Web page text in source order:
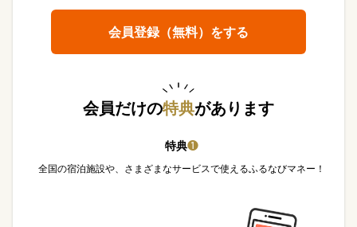
会員登録（無料）をする
会員だけの特典があります
特典❶
全国の宿泊施設や、さまざまなサービスで使えるふるなびマネー！